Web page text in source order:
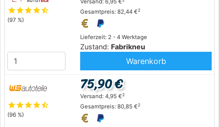
starstarstarstarstar_half
(97 %)
Lieferzeit: 2 - 4 Werktage
Zustand: Fabrikneu
Versand: 6,95 €
Gesamtpreis: 82,44 €2
Warenkorb
starstarstarstarstar_half
(96 %)
75,90 €
Versand: 4,95 €2
Gesamtpreis: 80,85 €2